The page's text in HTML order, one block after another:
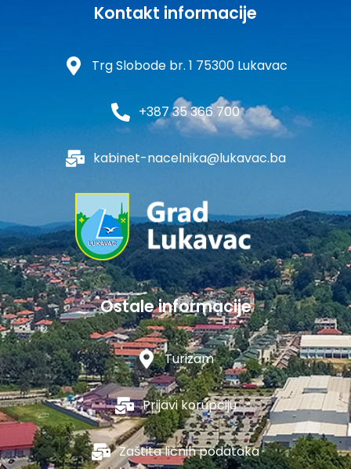
Kontakt informacije
Trg Slobode br. 1 75300 Lukavac
+387 35 366 700
kabinet-nacelnika@lukavac.ba
Ostale informacije
Turizam
Prijavi korupciju
Zaštita ličnih podataka